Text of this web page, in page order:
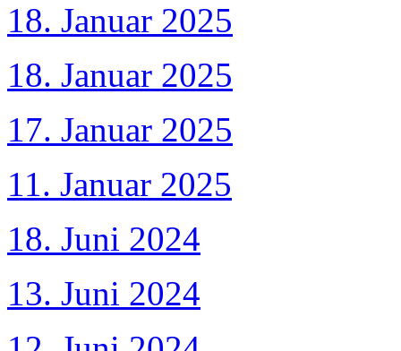
18. Januar 2025
18. Januar 2025
17. Januar 2025
11. Januar 2025
18. Juni 2024
13. Juni 2024